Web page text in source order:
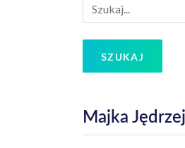
SZUKAJ
Majka